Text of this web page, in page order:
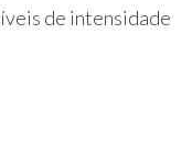
de intensidade